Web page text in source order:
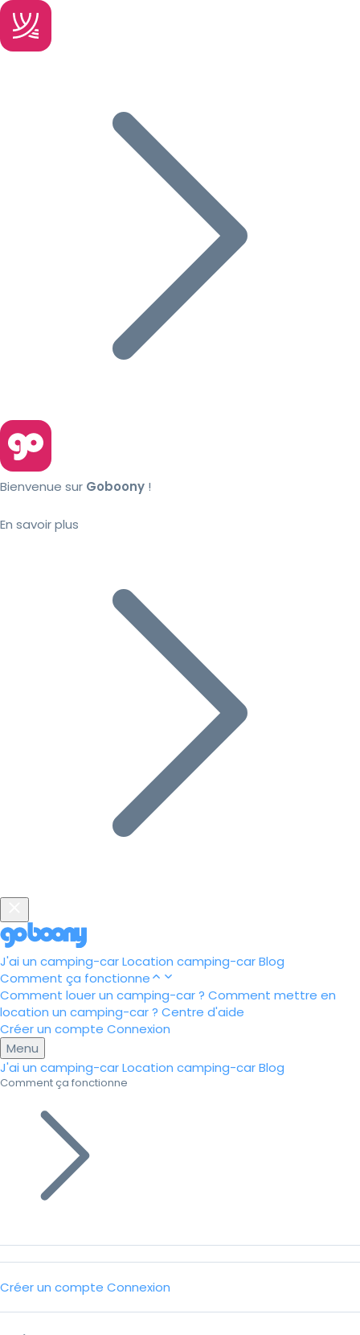
Bienvenue sur Goboony !
En savoir plus
J'ai un camping-carLocation camping-carBlog
Comment ça fonctionne
Comment louer un camping-car ? Comment mettre en
location un camping-car ? Centre d'aide
Créer un compte Connexion
Menu
J'ai un camping-carLocation camping-carBlog
Comment ça fonctionne
Créer un compte Connexion